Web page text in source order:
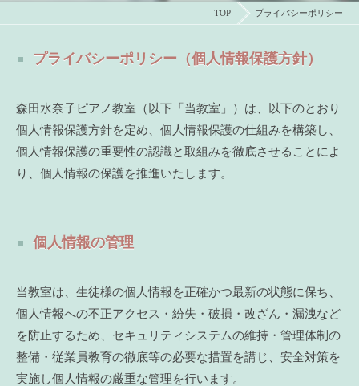
TOP プライバシーポリシー
プライバシーポリシー（個人情報保護方針）
森田水奈子ピアノ教室（以下「当教室」）は、以下のとおり
個人情報保護方針を定め、個人情報保護の仕組みを構築し、
個人情報保護の重要性の認識と取組みを徹底させることによ
り、個人情報の保護を推進いたします。
個人情報の管理
当教室は、生徒様の個人情報を正確かつ最新の状態に保ち、
個人情報への不正アクセス・紛失・破損・改ざん・漏洩など
を防止するため、セキュリティシステムの維持・管理体制の
整備・従業員教育の徹底等の必要な措置を講じ、安全対策を
実施し個人情報の厳重な管理を行います。